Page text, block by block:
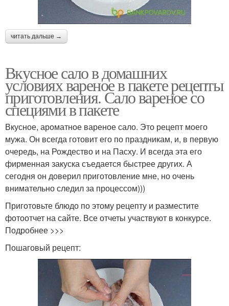
читать дальше →
Вкусное сало в домашних
условиях вареное в пакете рецепты
приготовления. Сало вареное со
специями в пакете
Вкусное, ароматное вареное сало. Это рецепт моего
мужа. Он всегда готовит его по праздникам, и, в первую
очередь, на Рождество и на Пасху. И всегда эта его
фирменная закуска съедается быстрее других. А
сегодня он доверил приготовление мне, но очень
внимательно следил за процессом)))
Приготовьте блюдо по этому рецепту и разместите
фотоотчет на сайте. Все отчеты участвуют в конкурсе.
Подробнее >>>
Пошаговый рецепт: